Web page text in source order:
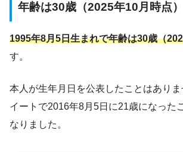
年齢は30歳（2025年10月時点）
1995年8月5日生まれで年齢は30歳（
す。
本人が生年月日を公表したことはあり
イートで2016年8月5日に21歳になった
なりました。